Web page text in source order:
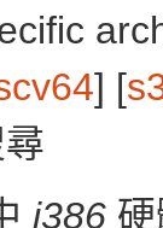
] [
i386